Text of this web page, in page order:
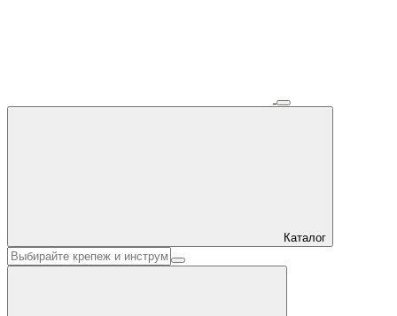
Каталог